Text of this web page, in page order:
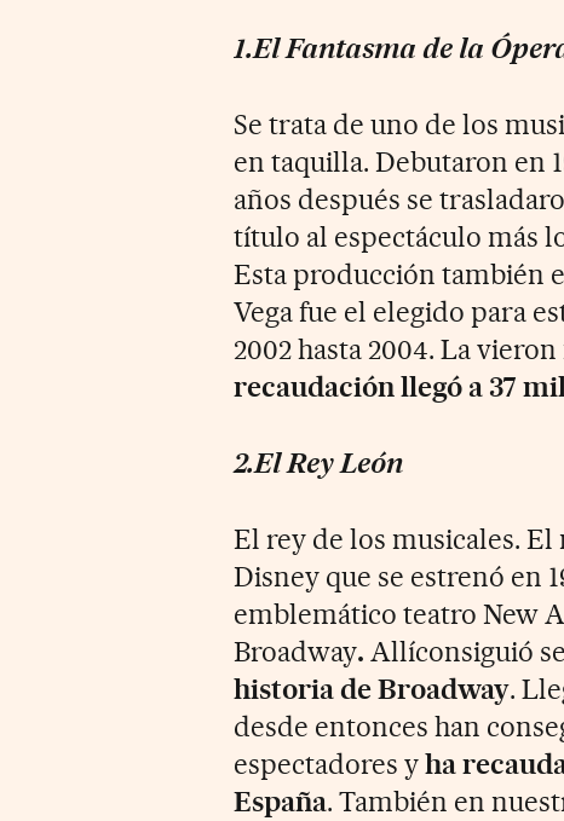
1.El Fantasma de la
Se trata de uno de los
en taquilla. Debutaron en
años después se
título al espectáculo más
Esta producción también
Vega fue el elegido para
2002 hasta 2004. La
recaudación llegó a 37
2.El Rey León
El rey de los musicales.
Disney que se estrenó en
emblemático teatro New
Broadway.Allíconsiguió
historia de Broadway.
desde entonces han
espectadores yha
España. También en